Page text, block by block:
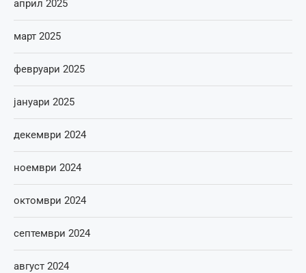
април 2025
март 2025
февруари 2025
јануари 2025
декември 2024
ноември 2024
октомври 2024
септември 2024
август 2024